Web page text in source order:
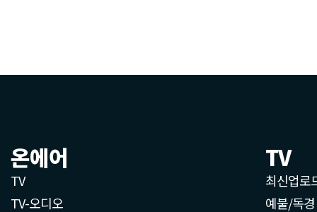
온에어
TV
TV-오디오
TV
최신업로
예불/독경